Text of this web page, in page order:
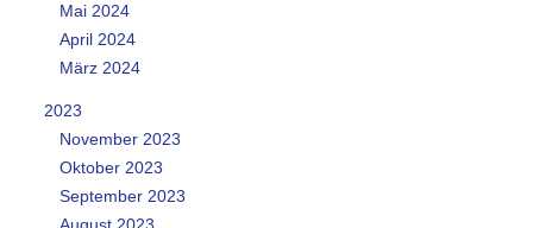
Mai 2024
April 2024
März 2024
2023
November 2023
Oktober 2023
September 2023
August 2023